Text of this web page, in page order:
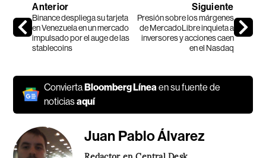
Anterior
Binance despliega su tarjeta
en Venezuela en un mercado
impulsado por el auge de las
stablecoins
Siguiente
Presión sobre los márgenes
de MercadoLibre inquieta a
inversores y acciones caen
en el Nasdaq
ConviertaBloomberg Línea en su fuente de
noticiasaquí
Juan Pablo Álvarez